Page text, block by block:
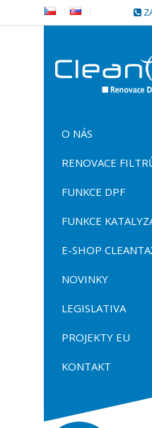
O NÁS
RENOVACE
FUNKCE DPF
FUNKCE
E-SHOP
NOVINKY
LEGISLATIVA
PROJEKTY EU
KONTAKT